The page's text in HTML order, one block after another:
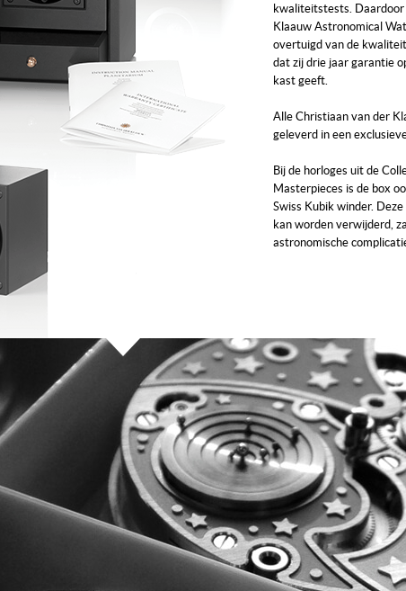
kwaliteitstests.
Klaauw Astronomical
overtuigd van de
dat zij drie jaar garantie
kast geeft.
Alle Christiaan van der
geleverd in een
Bij de horloges uit de
Masterpieces is de box
Swiss Kubik winder.
kan worden verwijderd,
astronomische